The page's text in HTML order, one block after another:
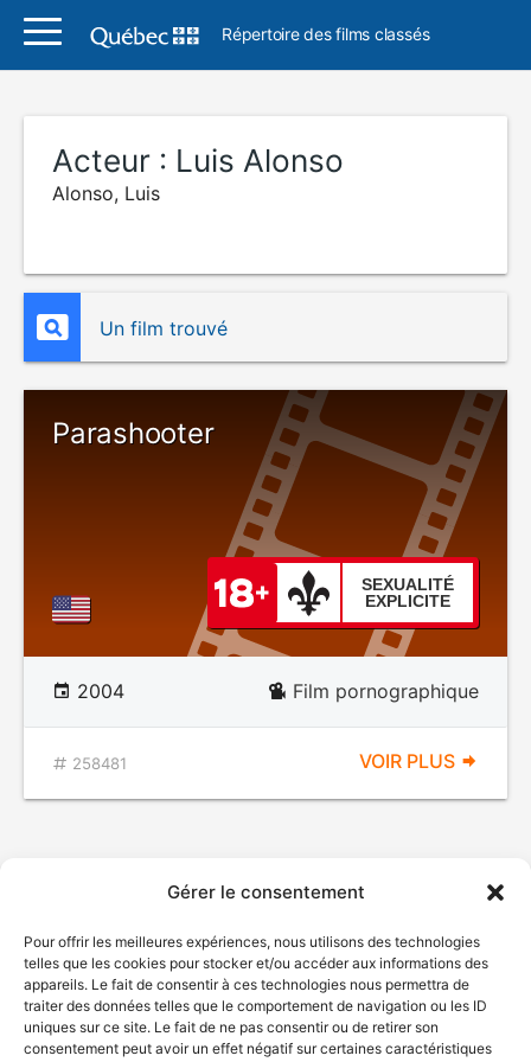
Gérer le consentement
Pour offrir les meilleures expériences, nous utilisons des technologies
telles que les cookies pour stocker et/ou accéder aux informations des
appareils. Le fait de consentir à ces technologies nous permettra de
traiter des données telles que le comportement de navigation ou les ID
uniques sur ce site. Le fait de ne pas consentir ou de retirer son
consentement peut avoir un effet négatif sur certaines caractéristiques
Répertoire des films classés
Acteur : Luis Alonso
Alonso, Luis
Un film trouvé
Parashooter
SEXUALITÉ
EXPLICITE
2004 Film pornographique
258481 VOIR PLUS